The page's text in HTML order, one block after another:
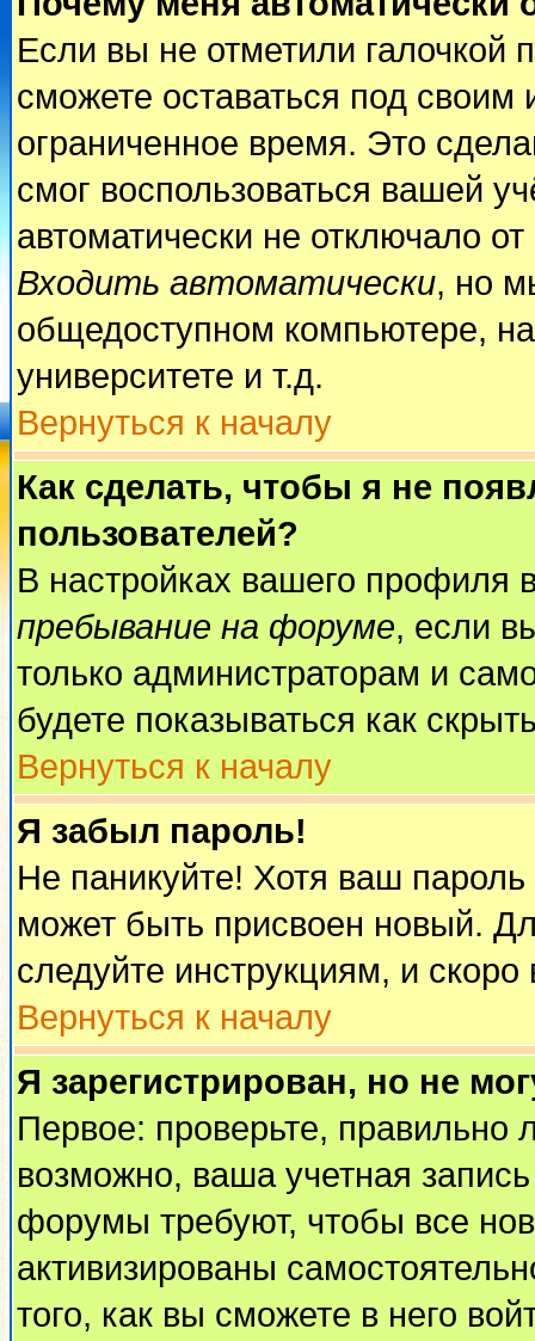
Если вы не отметили галочкой
сможете оставаться под
ограниченное время. Это
смог воспользоваться вашей
автоматически не отключало
Входить автоматически, но
общедоступном компьютере,
университете и т.д.
Вернуться к началу
Как сделать, чтобы я не
пользователей?
В настройках вашего профиля
пребывание на форуме, если
только администраторам и
будете показываться как
Вернуться к началу
Я забыл пароль!
Не паникуйте! Хотя ваш
может быть присвоен новый.
следуйте инструкциям, и
Вернуться к началу
Я зарегистрирован, но не
Первое: проверьте, правильно
возможно, ваша учетная
форумы требуют, чтобы все
активизированы
того, как вы сможете в него